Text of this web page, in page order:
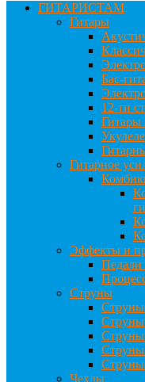
ГИТАРИСТАМ
Гитары
Бас-
12-ти
Гитары
Укулеле
Гитарное
Эффекты и
Педали
Струны
Струны
Струны
Струны
Струны
Струны
Чехлы